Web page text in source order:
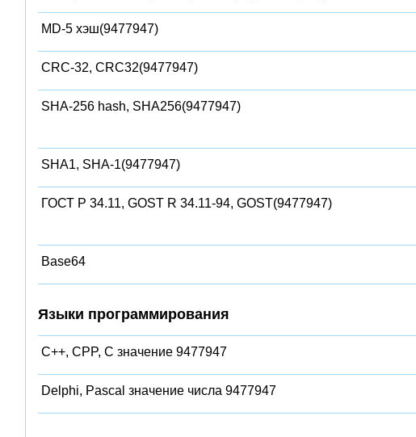
MD-5 хэш(9477947)
CRC-32, CRC32(9477947)
SHA-256 hash, SHA256(9477947)
SHA1, SHA-1(9477947)
ГОСТ Р 34.11, GOST R 34.11-94, GOST(9477947)
Base64
Языки программирования
C++, CPP, C значение 9477947
Delphi, Pascal значение числа 9477947